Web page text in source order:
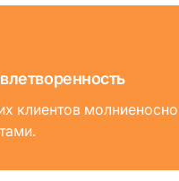
клиентов молниеносно